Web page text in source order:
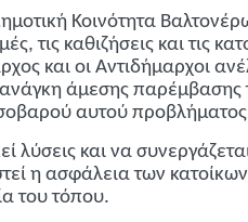
Κοινότητα
τις καθιζήσεις και τις
και οι Αντιδήμαρχοι
άμεσης παρέμβασης
αυτού
λύσεις και να
η ασφάλεια των
του τόπου.